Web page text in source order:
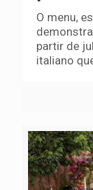
O menu,
partir de
italiano